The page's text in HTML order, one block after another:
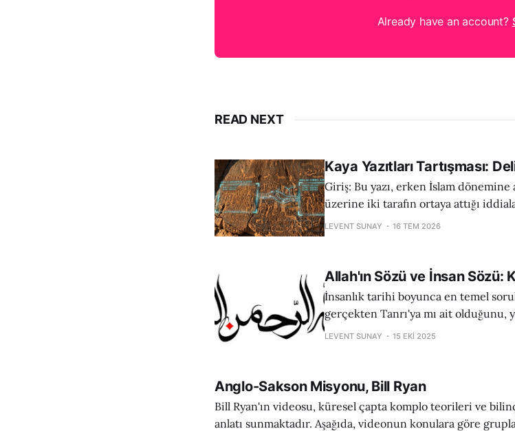
Already have an account?
READ NEXT
Kaya Yazıtları Tartışması:
Giriş: Bu yazı, erken İslam
üzerine iki tarafın ortaya attığı
akademik referanslarla
olduğunu görmektedir. Analiz, iki
LEVENT SUNAY 16 TEM 2026
Allah'ın Sözü ve İnsan Sözü:
İnsanlık tarihi boyunca en temel
gerçekten Tanrı'ya mı ait olduğunu,
anlarız? Kur'an, bu hayati soruyu
LEVENT SUNAY 15 EKI 2025
Anglo-Sakson Misyonu, Bill Ryan
Bill Ryan'ın videosu, küresel çapta komplo teorileri ve
anlatı sunmaktadır. Aşağıda, videonun konulara göre